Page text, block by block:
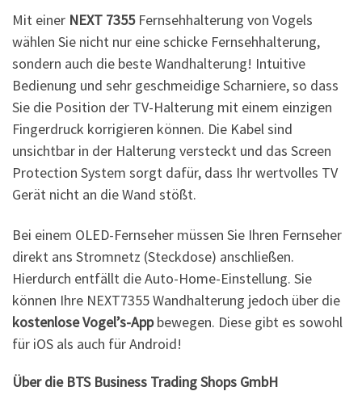
Mit einer NEXT 7355Fernsehhalterung von Vogels
wählen Sie nicht nur eine schicke Fernsehhalterung,
sondern auch die beste Wandhalterung! Intuitive
Bedienung und sehr geschmeidige Scharniere, so dass
Sie die Position der TV-Halterung mit einem einzigen
Fingerdruck korrigieren können. Die Kabel sind
unsichtbar in der Halterung versteckt und das Screen
Protection System sorgt dafür, dass Ihr wertvolles TV
Gerät nicht an die Wand stößt.
Bei einem OLED-Fernseher müssen Sie Ihren Fernseher
direkt ans Stromnetz (Steckdose) anschließen.
Hierdurch entfällt die Auto-Home-Einstellung. Sie
können Ihre NEXT7355 Wandhalterung jedoch über die
kostenlose Vogel’s-Appbewegen. Diese gibt es sowohl
für iOS als auch für Android!
Über die BTS Business Trading Shops GmbH